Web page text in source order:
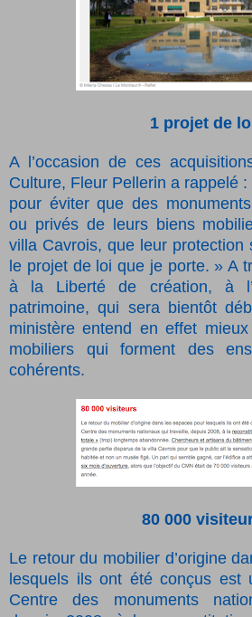
1 projet de
A l’occasion de ces
Culture, Fleur Pellerin a rappelé :
pour éviter que des
ou privés de leurs biens
villa Cavrois, que leur protection
le projet de loi que je porte. » A
à la Liberté de création, à
patrimoine, qui sera bientôt
ministère entend en effet
mobiliers qui forment des
cohérents.
80 000
Le retour du mobilier d’origine
lesquels ils ont été conçus est
Centre des monuments